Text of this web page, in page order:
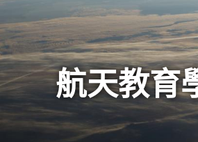
航天教育